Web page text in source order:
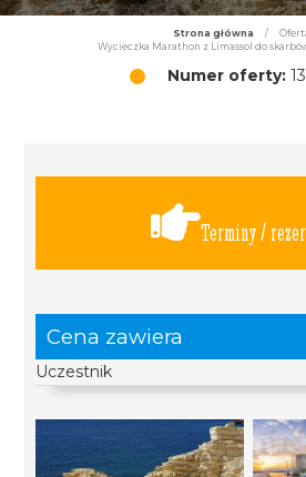
Strona główna /
Wycieczka Marathon z Limassol do
Numer oferty:
Terminy /
Cena zawiera
Uczestnik